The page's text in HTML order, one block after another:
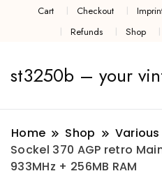
Cart Checkout
Refunds
Shop
st3250b – your
Home Shop Various
Sockel 370 AGP retro
933MHz + 256MB RAM